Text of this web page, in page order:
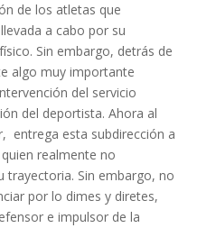
de los atletas que
a cabo por su
Sin embargo, detrás de
algo muy importante
del servicio
del deportista. Ahora al
entrega esta subdirección a
realmente no
trayectoria. Sin embargo, no
por lo dimes y diretes,
e impulsor de la